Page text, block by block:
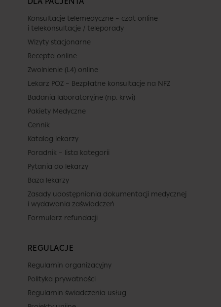
Konsultacje telemedyczne – czat online
i telekonsultacje / teleporady
Wizyty stacjonarne
Recepta online
Zwolnienie (L4) online
Lekarz POZ – Bezpłatne konsultacje na NFZ
Badania laboratoryjne (np. krwi)
Pakiety Medyczne
Cennik
Katalog lekarzy
Poradnik – lista kategorii
Pytania do lekarzy
Baza lekarzy
Zasady udostępniania dokumentacji medycznej
i wydawania zaświadczeń
Formularz refundacji
REGULACJE
Regulamin organizacyjny
Polityka prywatności
Regulamin świadczenia usług